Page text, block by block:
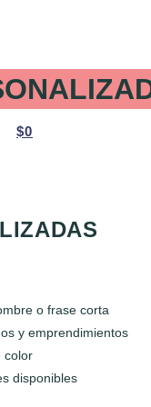
$0
o frase corta
y emprendimientos
color
disponibles